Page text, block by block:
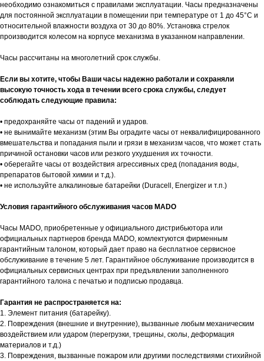
необходимо ознакомиться с правилами эксплуатации. Часы предназначены
для постоянной эксплуатации в помещении при температуре от 1 до 45°С и
относительной влажности воздуха от 30 до 80%. Установка стрелок
производится колесом на корпусе механизма в указанном направлении.
Часы рассчитаны на многолетний срок службы.
Если вы хотите, чтобы Ваши часы надежно работали и сохраняли
высокую точность хода в течении всего срока службы, следует
соблюдать следующие правила:
• предохраняйте часы от падений и ударов.
• не вынимайте механизм (этим Вы оградите часы от неквалифицированного
вмешательства и попадания пыли и грязи в механизм часов, что может стать
причиной остановки часов или резкого ухудшения их точности.
• оберегайте часы от воздействия агрессивных сред (попадания воды,
препаратов бытовой химии и т.д.).
• не используйте алкалиновые батарейки (Duracell, Energizer и т.п.)
Условия гарантийного обслуживания часов MADO
Часы MADO, приобретенные у официального дистрибьютора или
официальных партнеров бренда MADO, комлектуются фирменным
гарантийным талоном, который дает право на бесплатное сервисное
обслуживание в течение 5 лет. Гарантийное обслуживание производится в
официальных сервисных центрах при предъявлении заполненного
гарантийного талона с печатью и подписью продавца.
Гарантия не распространяется на:
1. Элемент питания (батарейку).
2. Повреждения (внешние и внутренние), вызванные любым механическим
воздействием или ударом (перегрузки, трещины, сколы, деформация
материалов и т.д.)
3. Повреждения, вызванные пожаром или другими последствиями стихийной